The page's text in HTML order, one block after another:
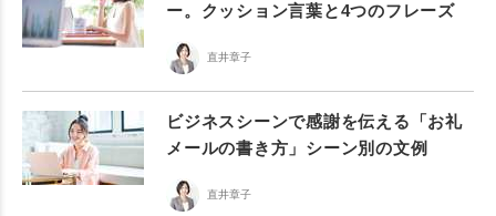
ー。クッション言葉と4つのフレーズ
直井章子
ビジネスシーンで感謝を伝える「お礼
メールの書き方」シーン別の文例
直井章子